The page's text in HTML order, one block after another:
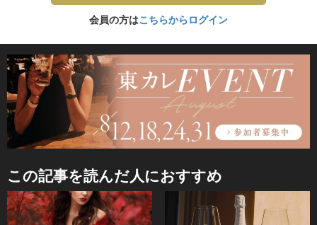
会員の方はこちらからログイン
この記事を読んだ人におすすめ